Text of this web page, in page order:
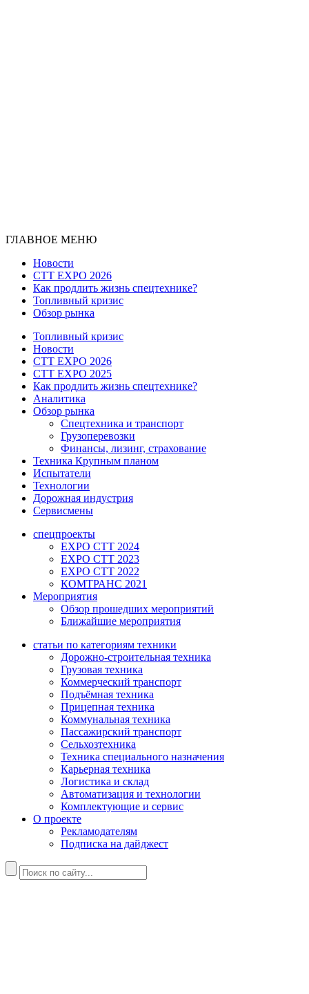
ГЛАВНОЕ МЕНЮ
Новости
CTT EXPO 2026
Как продлить жизнь спецтехнике?
Топливный кризис
Обзор рынка
Топливный кризис
Новости
CTT EXPO 2026
CTT EXPO 2025
Как продлить жизнь спецтехнике?
Аналитика
Обзор рынка
Спецтехника и транспорт
Грузоперевозки
Финансы, лизинг, страхование
Техника Крупным планом
Испытатели
Технологии
Дорожная индустрия
Сервисмены
спецпроекты
EXPO CTT 2024
EXPO CTT 2023
EXPO CTT 2022
КОМТРАНС 2021
Мероприятия
Обзор прошедших мероприятий
Ближайшие мероприятия
статьи по категориям техники
Дорожно-строительная техника
Грузовая техника
Коммерческий транспорт
Подъёмная техника
Прицепная техника
Коммунальная техника
Пассажирский транспорт
Сельхозтехника
Техника специального назначения
Карьерная техника
Логистика и склад
Автоматизация и технологии
Комплектующие и сервис
О проекте
Рекламодателям
Подписка на дайджест